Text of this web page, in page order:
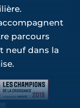
parcours
neuf dans la